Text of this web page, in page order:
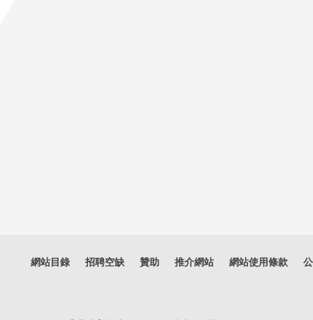
網站目錄 招聘空缺 贊助 推介網站 網站使用條款